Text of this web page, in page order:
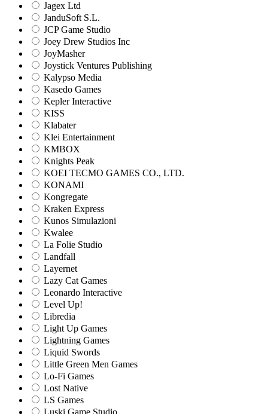
Jagex Ltd
JanduSoft S.L.
JCP Game Studio
Joey Drew Studios Inc
JoyMasher
Joystick Ventures Publishing
Kalypso Media
Kasedo Games
Kepler Interactive
KISS
Klabater
Klei Entertainment
KMBOX
Knights Peak
KOEI TECMO GAMES CO., LTD.
KONAMI
Kongregate
Kraken Express
Kunos Simulazioni
Kwalee
La Folie Studio
Landfall
Layernet
Lazy Cat Games
Leonardo Interactive
Level Up!
Libredia
Light Up Games
Lightning Games
Liquid Swords
Little Green Men Games
Lo-Fi Games
Lost Native
LS Games